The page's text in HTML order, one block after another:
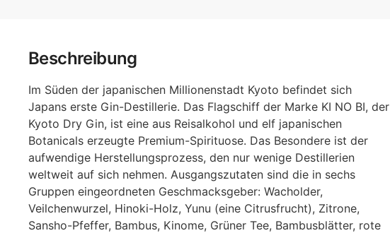
Beschreibung
Im Süden der japanischen Millionenstadt Kyoto befindet sich
Japans erste Gin-Destillerie. Das Flagschiff der Marke KI NO BI, der
Kyoto Dry Gin, ist eine aus Reisalkohol und elf japanischen
Botanicals erzeugte Premium-Spirituose. Das Besondere ist der
aufwendige Herstellungsprozess, den nur wenige Destillerien
weltweit auf sich nehmen. Ausgangszutaten sind die in sechs
Gruppen eingeordneten Geschmacksgeber: Wacholder,
Veilchenwurzel, Hinoki-Holz, Yunu (eine Citrusfrucht), Zitrone,
Sansho-Pfeffer, Bambus, Kinome, Grüner Tee, Bambusblätter, rote